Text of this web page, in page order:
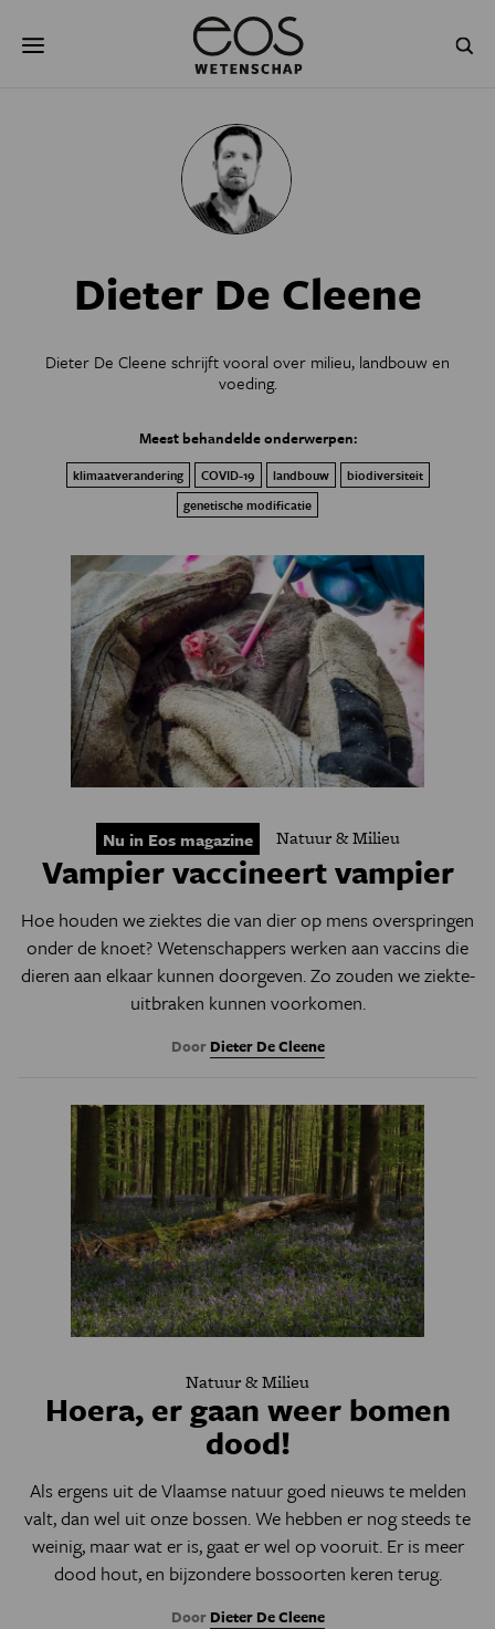
naar
NATUURWETENSCHAPPEN
PSYCHE & BREIN BLOGS
Dieter De Cleene
Dieter De Cleene schrijft vooral over milieu, landbouw en
voeding.
Meest behandelde onderwerpen:
klimaatverandering COVID-19 landbouw
biodiversiteit
genetische modificatie
Nu in Eos magazine Natuur & Milieu
Vampier vaccineert vampier
Hoe houden we ziektes die van dier op mens overspringen
onder de knoet? Wetenschappers werken aan vaccins die
dieren aan elkaar kunnen doorgeven. Zo zouden we ziekte-
uitbraken kunnen voorkomen.
Door Dieter De Cleene
Natuur & Milieu
Hoera, er gaan weer bomen
dood!
Als ergens uit de Vlaamse natuur goed nieuws te melden
valt, dan wel uit onze bossen. We hebben er nog steeds te
weinig, maar wat er is, gaat er wel op vooruit. Er is meer
dood hout, en bijzondere bossoorten keren terug.
Door Dieter De Cleene